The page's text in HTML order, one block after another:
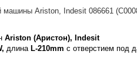
Ariston, Indesit 086661
Ariston (Аристон), Indesit
длинаL-210mm с отверстием под